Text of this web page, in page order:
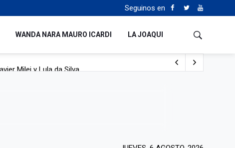
Seguinos en
WANDA NARA MAURO ICARDI LA JOAQUI